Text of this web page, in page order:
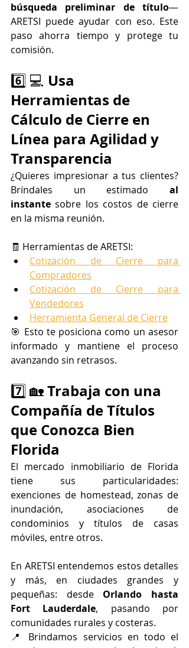
búsqueda preliminar de título—
ARETSI puede ayudar con eso. Este
paso ahorra tiempo y protege tu
comisión.
6️⃣ 💻 Usa
Herramientas de
Cálculo de Cierre en
Línea para Agilidad y
Transparencia
¿Quieres impresionar a tus clientes?
Bríndales un estimado al
instante sobre los costos de cierre
en la misma reunión.
🧾 Herramientas de ARETSI:
Cotización de Cierre para
Compradores
Cotización de Cierre para
Vendedores
Herramienta General de Cierre
🎯 Esto te posiciona como un asesor
informado y mantiene el proceso
avanzando sin retrasos.
7️⃣ 🏡 Trabaja con una
Compañía de Títulos
que Conozca Bien
Florida
El mercado inmobiliario de Florida
tiene sus particularidades:
exenciones de homestead, zonas de
inundación, asociaciones de
condominios y títulos de casas
móviles, entre otros.
En ARETSI entendemos estos detalles
y más, en ciudades grandes y
pequeñas: desde Orlando hasta
Fort Lauderdale, pasando por
comunidades rurales y costeras.
📍 Brindamos servicios en todo el